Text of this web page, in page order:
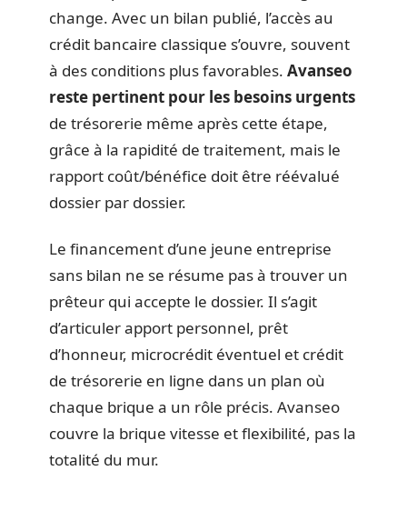
change. Avec un bilan publié, l’accès au
crédit bancaire classique s’ouvre, souvent
à des conditions plus favorables. Avanseo
reste pertinent pour les besoins urgents
de trésorerie même après cette étape,
grâce à la rapidité de traitement, mais le
rapport coût/bénéfice doit être réévalué
dossier par dossier.
Le financement d’une jeune entreprise
sans bilan ne se résume pas à trouver un
prêteur qui accepte le dossier. Il s’agit
d’articuler apport personnel, prêt
d’honneur, microcrédit éventuel et crédit
de trésorerie en ligne dans un plan où
chaque brique a un rôle précis. Avanseo
couvre la brique vitesse et flexibilité, pas la
totalité du mur.